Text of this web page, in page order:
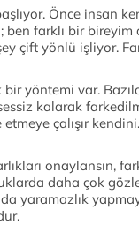
Önce insan
ben farklı bir
çift yönlü işliyor.
yöntemi var.
kalarak
çalışır
onaylansın,
daha çok
yaramazlık